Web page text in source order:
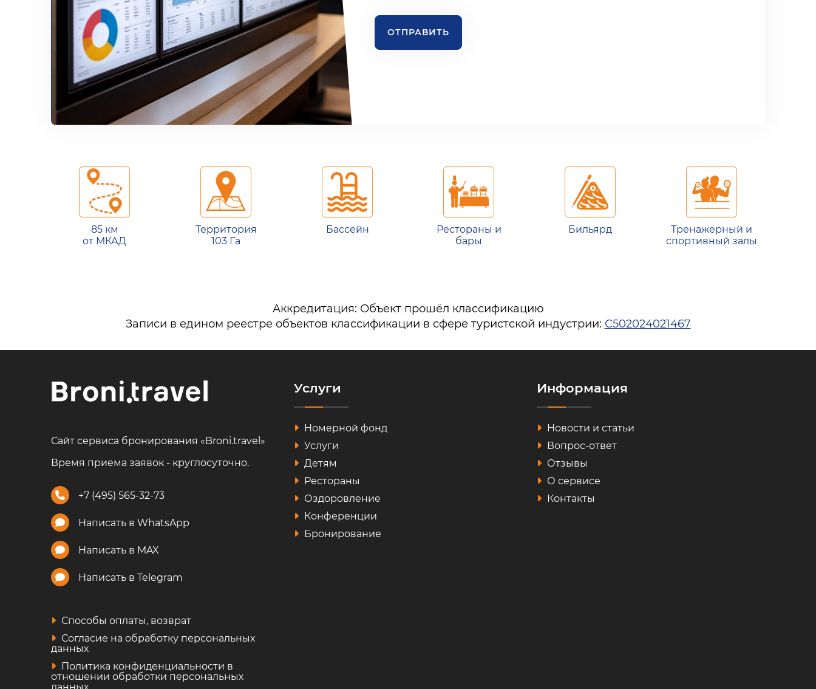
ОТПРАВИТЬ
85 км
от МКАД
Территория
103 Га
Бассейн
Рестораны и
бары
Бильярд
Тренажерный и
спортивный залы
Аккредитация: Объект прошёл классификацию
Записи в едином реестре объектов классификации в сфере туристской индустрии: С502024021467
Сайт сервиса бронирования «Broni.travel»
Время приема заявок - круглосуточно.
+7 (495) 565-32-73
Написать в WhatsApp
Написать в MAX
Написать в Telegram
Способы оплаты, возврат
Согласие на обработку персональных
данных
Политика конфиденциальности в
отношении обработки персональных
данных
Услуги
Номерной фонд
Услуги
Детям
Рестораны
Оздоровление
Конференции
Бронирование
Информация
Новости и статьи
Вопрос-ответ
Отзывы
О сервисе
Контакты